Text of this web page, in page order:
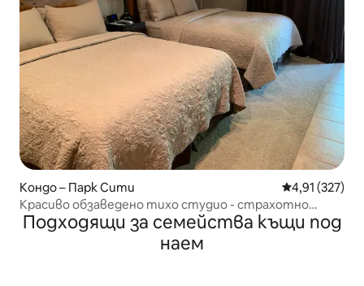
Кондо – Парк Сити Средна
4,91 (327)
Красиво обзаведено тихо студио - страхотно
местоположение
Подходящи за семейства къщи под
наем